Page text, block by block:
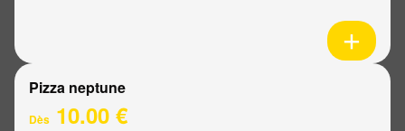
Pizza neptune
Dès 10.00 €